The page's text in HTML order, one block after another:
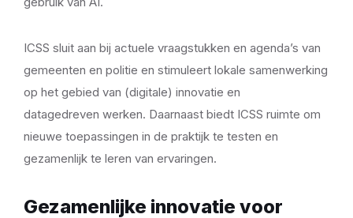
ICSS sluit aan bij actuele vraagstukken en agenda’s van
gemeenten en politie en stimuleert lokale samenwerking
op het gebied van (digitale) innovatie en
datagedreven werken. Daarnaast biedt ICSS ruimte om
nieuwe toepassingen in de praktijk te testen en
gezamenlijk te leren van ervaringen.
Gezamenlijke innovatie voor